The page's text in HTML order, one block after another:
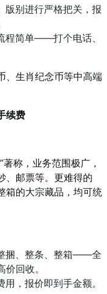
版别进行严格把关，报
程简单——打个电话、
、生肖纪念币等中高端
续费
称，业务范围极广，
、邮票等。更难得的
箱的大宗藏品，均可统
捆、整条、整箱——全
回收。
用，报价即到手金额。